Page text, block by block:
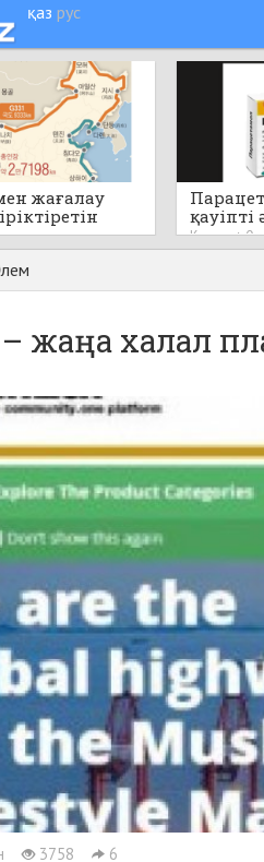
қаз рус
жағалау
жобаны
Кеше 0
жаңа халал
3758 6